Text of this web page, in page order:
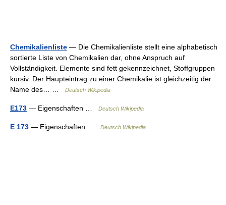
Chemikalienliste — Die Chemikalienliste stellt eine alphabetisch
sortierte Liste von Chemikalien dar, ohne Anspruch auf
Vollständigkeit. Elemente sind fett gekennzeichnet, Stoffgruppen
kursiv. Der Haupteintrag zu einer Chemikalie ist gleichzeitig der
Name des… …
Deutsch Wikipedia
E173 — Eigenschaften … Deutsch Wikipedia
E 173 — Eigenschaften … Deutsch Wikipedia